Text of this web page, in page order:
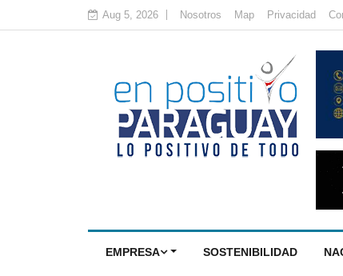
Aug 5, 2026 Nosotros Map Privacidad
EMPRESA SOSTENIBILIDAD